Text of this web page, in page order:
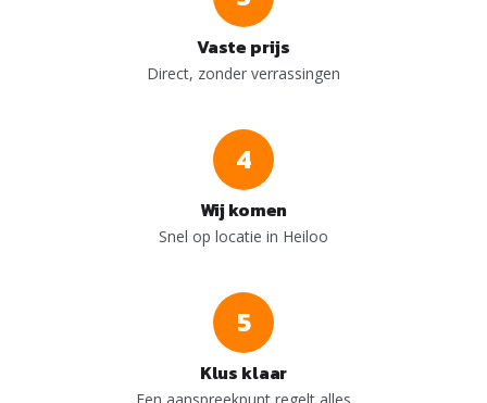
Vaste prijs
Direct, zonder verrassingen
4
Wij komen
Snel op locatie in Heiloo
5
Klus klaar